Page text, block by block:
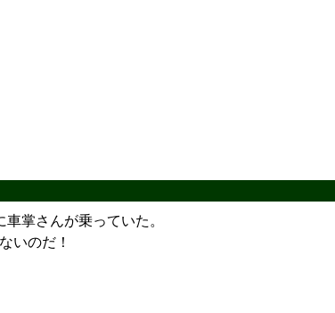
掌さんが乗っていた。
いのだ！